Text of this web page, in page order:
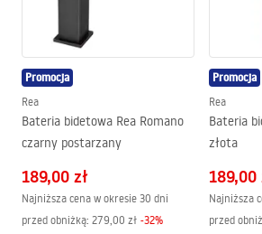
Promocja
Rea
Bateria bidetowa Rea Romano
czarny postarzany
189,00 zł
Najniższa cena w okresie 30 dni
przed obniżką: 279,00 zł -32%
Promocja
Rea
Bateria
złota
189,00
Najniższa
przed